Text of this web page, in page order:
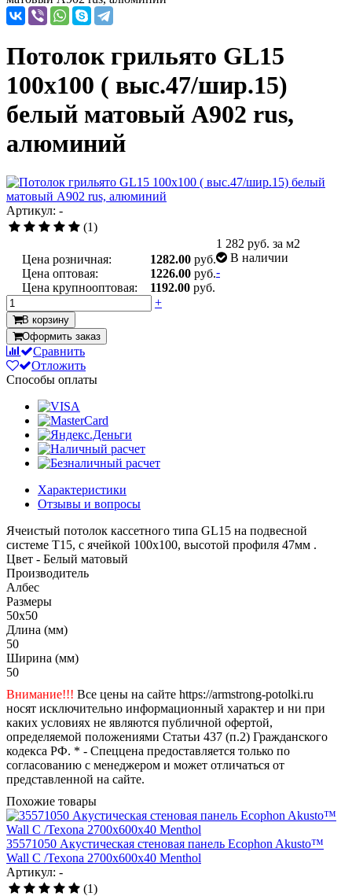
Потолок грильято GL15
100х100 ( выс.47/шир.15)
белый матовый А902 rus,
алюминий
Артикул: -
(1)
Цена розничная: 1282.00 руб.
Цена оптовая:
1226.00 руб.
Цена крупнооптовая:
1192.00 руб.
1 282 руб. за м2
В наличии
-
+
В корзину
Оформить заказ
Сравнить
Отложить
Способы оплаты
Характеристики
Отзывы и вопросы
Ячеистый потолок кассетного типа GL15 на подвесной
системе Т15, с ячейкой 100х100, высотой профиля 47мм .
Цвет - Белый матовый
Производитель
Албес
Размеры
50x50
Длина (мм)
50
Ширина (мм)
50
Внимание!!! Все цены на сайте https://armstrong-potolki.ru
носят исключительно информационный характер и ни при
каких условиях не являются публичной офертой,
определяемой положениями Статьи 437 (п.2) Гражданского
кодекса РФ. * - Спеццена предоставляется только по
согласованию с менеджером и может отличаться от
представленной на сайте.
Похожие товары
35571050 Акустическая стеновая панель Ecophon Akusto™
Wall C /Texona 2700x600x40 Menthol
Артикул: -
(1)